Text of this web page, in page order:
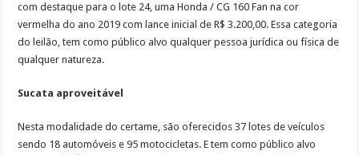
com destaque para o lote 24, uma Honda / CG 160 Fan na cor
vermelha do ano 2019 com lance inicial de R$ 3.200,00. Essa categoria
do leilão, tem como público alvo qualquer pessoa jurídica ou física de
qualquer natureza.
Sucata aproveitável
Nesta modalidade do certame, são oferecidos 37 lotes de veículos
sendo 18 automóveis e 95 motocicletas. E tem como público alvo